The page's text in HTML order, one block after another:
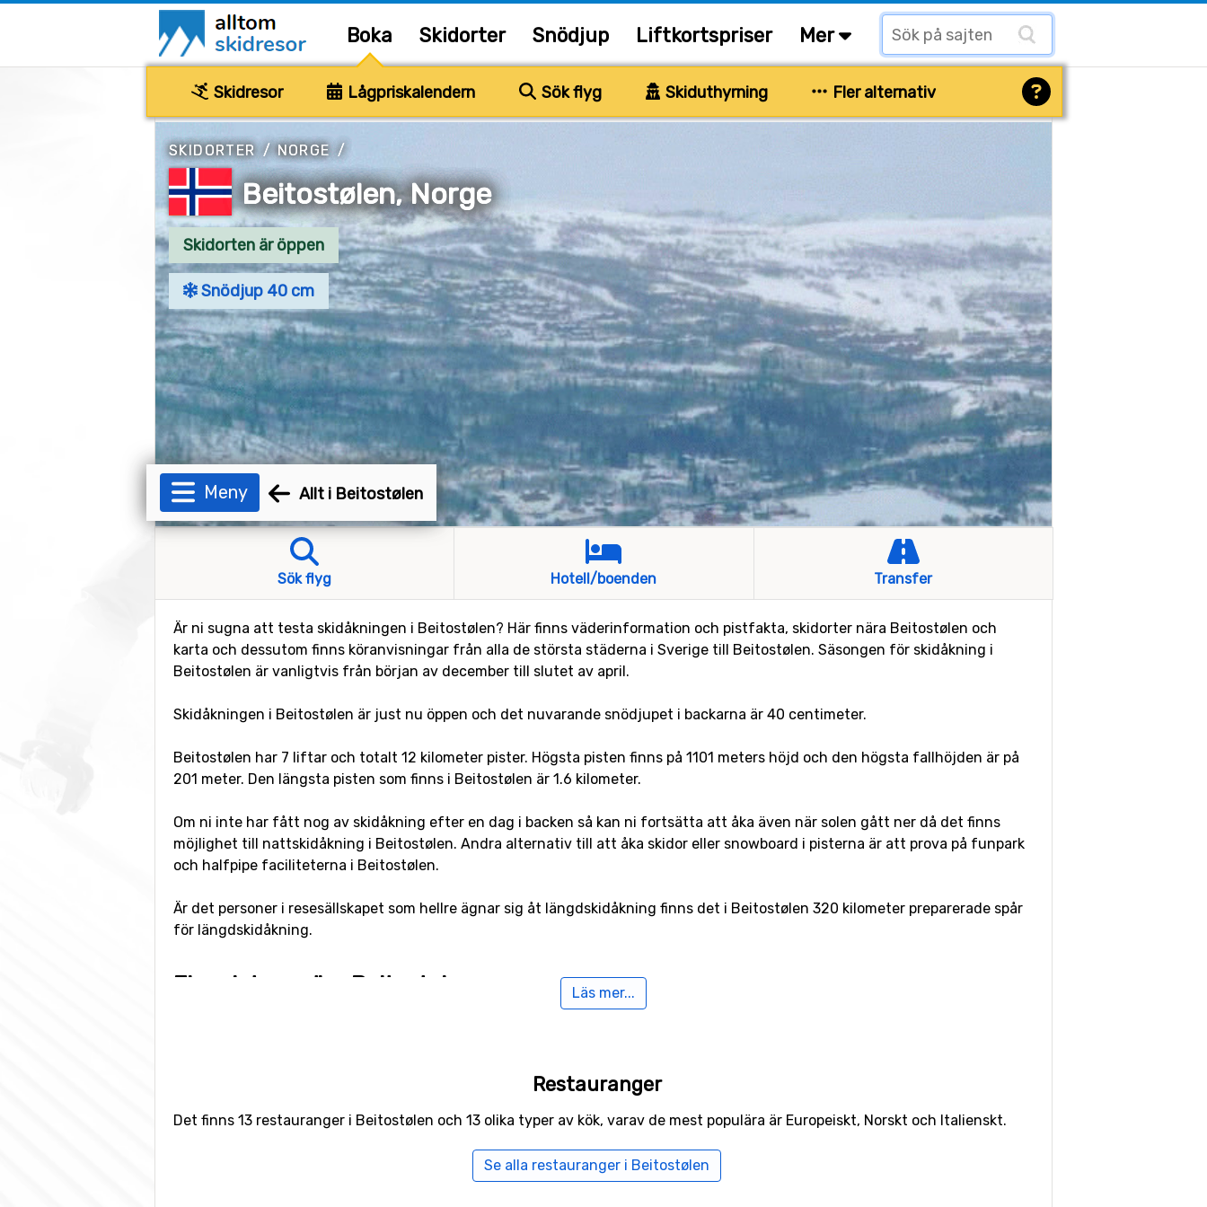
Boka Skidorter Snödjup Liftkortspriser Mer
Skidresor Lågpriskalendern Sök flyg Skiduthyrning Fler alternativ
SKIDORTER /NORGE /
Beitostølen, Norge
Skidorten är öppen
Snödjup 40 cm
Meny Allt i Beitostølen
Sök flyg Hotell/boenden Transfer
Är ni sugna att testa skidåkningen i Beitostølen? Här finns väderinformation och pistfakta, skidorter nära Beitostølen och
karta och dessutom finns köranvisningar från alla de största städerna i Sverige till Beitostølen. Säsongen för skidåkning i
Beitostølen är vanligtvis från början av december till slutet av april.
Skidåkningen i Beitostølen är just nu öppen och det nuvarande snödjupet i backarna är 40 centimeter.
Beitostølen har 7 liftar och totalt 12 kilometer pister. Högsta pisten finns på 1101 meters höjd och den högsta fallhöjden är på
201 meter. Den längsta pisten som finns i Beitostølen är 1.6 kilometer.
Om ni inte har fått nog av skidåkning efter en dag i backen så kan ni fortsätta att åka även när solen gått ner då det finns
möjlighet till nattskidåkning i Beitostølen. Andra alternativ till att åka skidor eller snowboard i pisterna är att prova på funpark
och halfpipe faciliteterna i Beitostølen.
Är det personer i resesällskapet som hellre ägnar sig åt längdskidåkning finns det i Beitostølen 320 kilometer preparerade spår
för längdskidåkning.
Flygplatser nära Beitostølen
Skidorter i närheten av Beitostølen
Andra skidorter i närheten av Beitostølen är t ex Valdres som ligger 44 kilometer bort, Hemsedal
med 47 kilometers avstånd
, som ligger 55 kilometer från Beitostølen.
Läs mer...
Restauranger
Det finns 13 restauranger i Beitostølen och 13 olika typer av kök, varav de mest populära är Europeiskt, Norskt och Italienskt.
Se alla restauranger i Beitostølen